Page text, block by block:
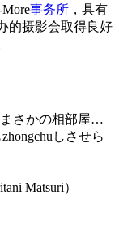
事务所 ，具有
的摄影会取得良好
さかの相部屋…
しさせら
Matsuri）